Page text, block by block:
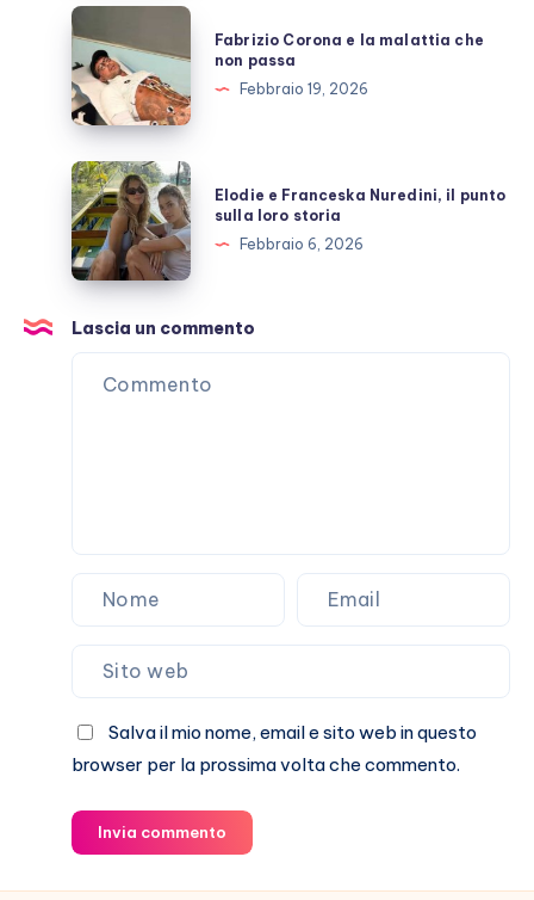
con
Stefano
De
Martino
Fabrizio
Corona
e
la
malattia
che
non
passa
Fabrizio Corona e la malattia che
non passa
Febbraio 19, 2026
Elodie
e
Franceska
Nuredini,
punto
sulla
Elodie e Franceska Nuredini, il punto
sulla loro storia
Febbraio 6, 2026
Lascia un commento
Salva il mio nome, email e sito web in questo
browser per la prossima volta che commento.
Invia commento